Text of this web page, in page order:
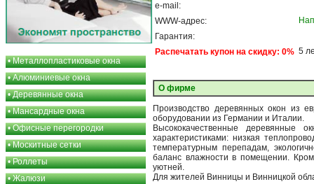
•Металлопластиковые окна
•Алюминиевые окна
•Деревянные окна
•Мансардные окна
•Офисные перегородки
•Москитные сетки
•Роллеты
•Жалюзи
e-mail:
WWW-адрес:
Гарантия:
Распечатать купон на скидку: 0% 5
О фирме
Производство деревянных окон из
оборудовании из Германии и Италии.
Высококачественные деревянные
характеристиками: низкая
температурным перепадам,
баланс влажности в помещении.
уютней.
Для жителей Винницы и Винницкой